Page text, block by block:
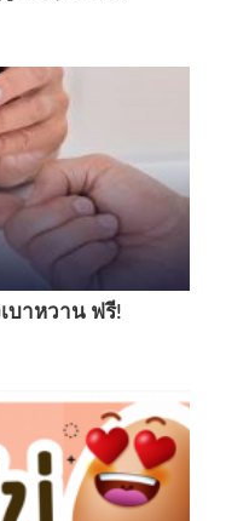
บาหวาน ฟรี!